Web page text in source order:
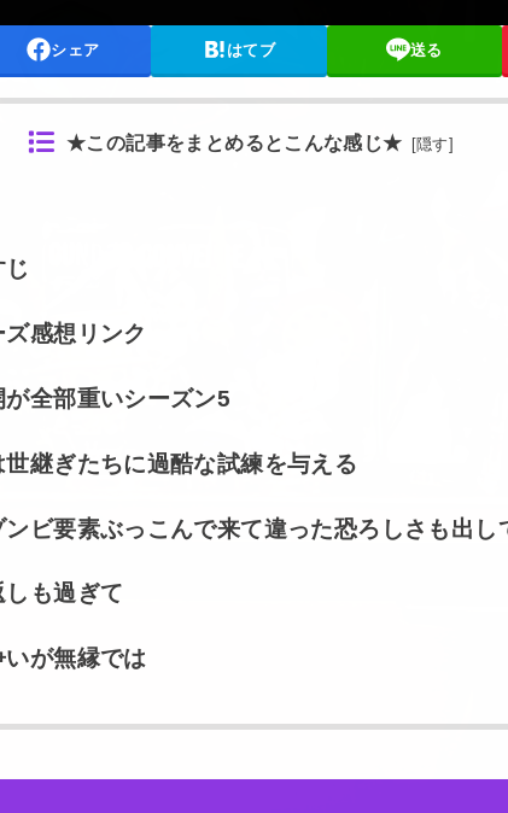
シェア はてブ 送る
★この記事をまとめるとこんな感じ★ 隠す
ズ感想リンク
が全部重いシーズン5
世継ぎたちに過酷な試練を与える
ンビ要素ぶっこんで来て違った恐ろしさも出し
しも過ぎて
いが無縁では